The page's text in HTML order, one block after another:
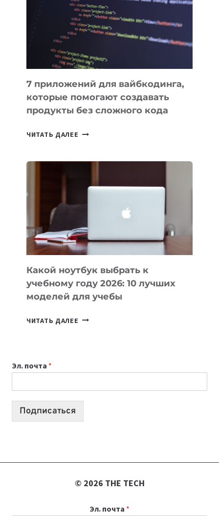
ДЛЯ
РАБОТЫ
7 приложений для вайбкодинга,
которые помогают создавать
продукты без сложного кода
ЧИТАТЬ ДАЛЕЕ
СОЗДАВАТЬ
БЕЗ
СЛОЖНОГО
КОДА
Какой ноутбук выбрать к
учебному году 2026: 10 лучших
моделей для учебы
ЧИТАТЬ ДАЛЕЕ КАКОЙ
2026:
10
Эл. почта *
Подписаться
© 2026 THE TECH
Эл. почта *